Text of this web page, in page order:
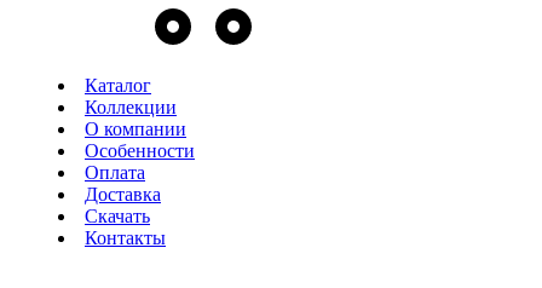
Каталог
Коллекции
О компании
Особенности
Оплата
Доставка
Скачать
Контакты